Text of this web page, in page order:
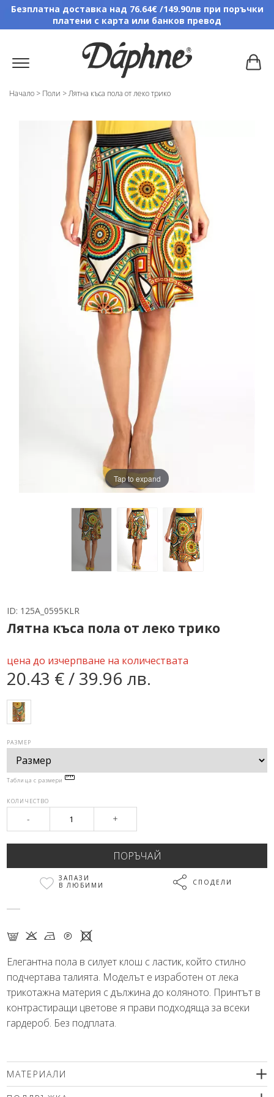
Безплатна доставка над 76.64€ /149.90лв при поръчки
платени с карта или банков превод
Начало > Поли >Лятна къса пола от леко трико
Tap to expand
ID: 125A_0595KLR
Лятна къса пола от леко трико
цена до изчерпване на количествата
20.43 € / 39.96 лв.
РАЗМЕР
Таблица с размери
КОЛИЧЕСТВО
- +
ЗАПАЗИ
В ЛЮБИМИ
СПОДЕЛИ
G K N Q X
Елегантна пола в силует клош с ластик, който стилно
подчертава талията. Моделът е изработен от лека
трикотажна материя с дължина до коляното. Принтът в
контрастиращи цветове я прави подходяща за всеки
гардероб. Без подплата.
МАТЕРИАЛИ